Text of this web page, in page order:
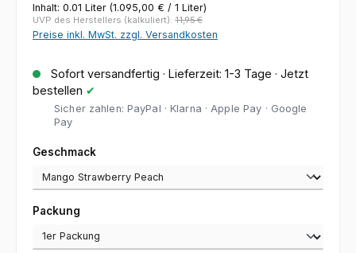
Inhalt: 0.01 Liter (1.095,00 € / 1 Liter)
UVP des Herstellers (kalkuliert): 11,95 €
Preise inkl. MwSt. zzgl. Versandkosten
Sofort versandfertig · Lieferzeit: 1-3 Tage · Jetzt
bestellen ✔
Sicher zahlen: PayPal · Klarna · Apple Pay · Google
Pay
Geschmackauswählen
Packung